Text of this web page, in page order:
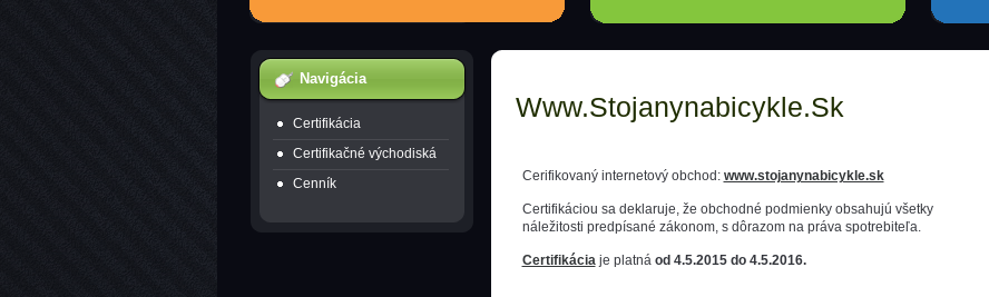
Navigácia
Certifikácia
Certifikačné východiská
Cenník
Www.stojanynabicykle.sk
Cerifikovaný internetový obchod: www.stojanynabicykle.sk
Certifikáciou sa deklaruje, že obchodné podmienky obsahujú všetky
náležitosti predpísané zákonom, s dôrazom na práva spotrebiteľa.
Certifikáciaje platná od 4.5.2015 do 4.5.2016.